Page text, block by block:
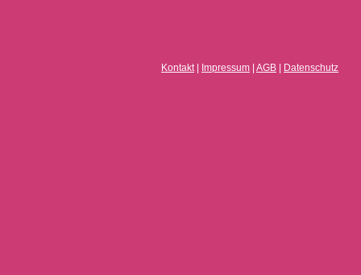
Kontakt| Impressum AGB Datenschutz